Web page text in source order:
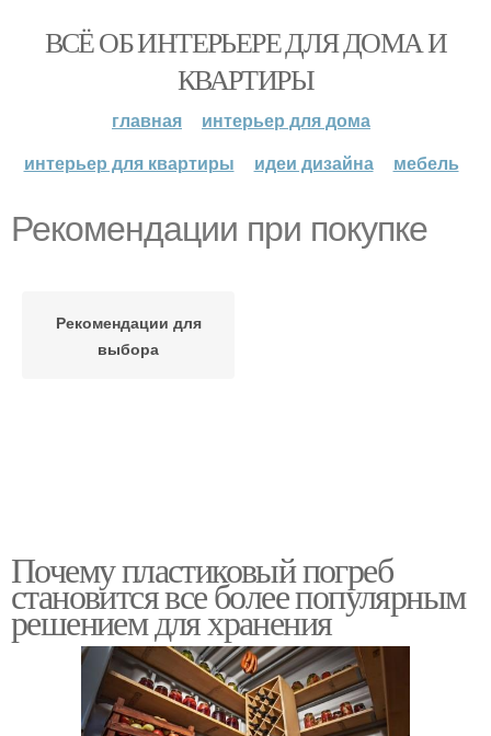
ВСЁ ОБ ИНТЕРЬЕРЕ ДЛЯ ДОМА И
КВАРТИРЫ
главная
интерьер для дома
интерьер для квартиры
идеи дизайна мебель
Рекомендации при покупке
Рекомендации для
выбора
Почему пластиковый погреб
становится все более популярным
решением для хранения